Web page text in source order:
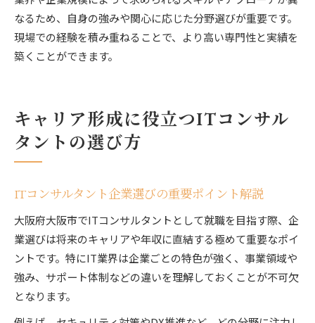
なるため、自身の強みや関心に応じた分野選びが重要です。
現場での経験を積み重ねることで、より高い専門性と実績を
築くことができます。
キャリア形成に役立つITコンサル
タントの選び方
ITコンサルタント企業選びの重要ポイント解説
大阪府大阪市でITコンサルタントとして就職を目指す際、企
業選びは将来のキャリアや年収に直結する極めて重要なポイ
ントです。特にIT業界は企業ごとの特色が強く、事業領域や
強み、サポート体制などの違いを理解しておくことが不可欠
となります。